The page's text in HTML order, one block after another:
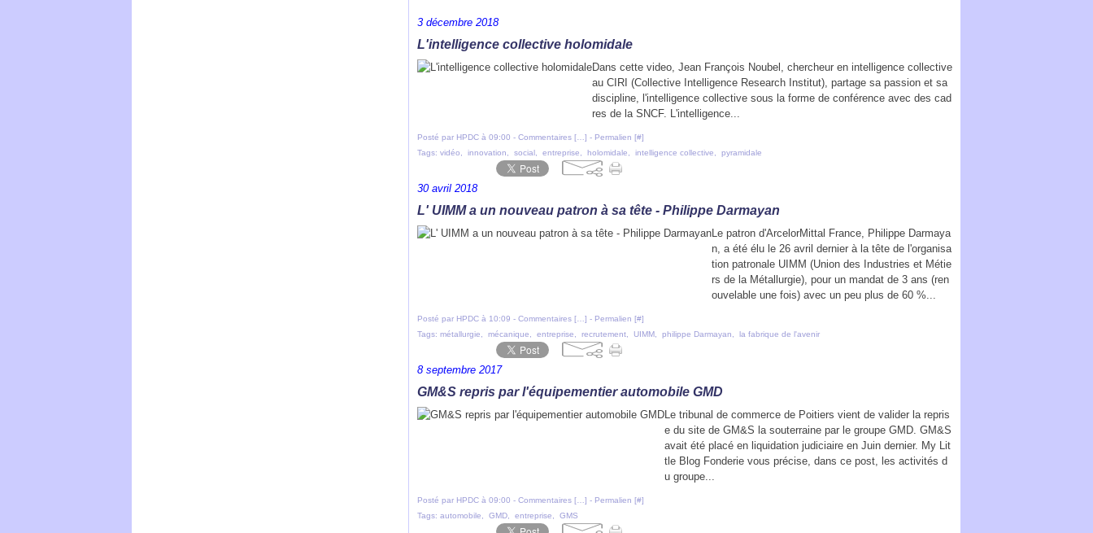
3 décembre 2018
L'intelligence collective holomidale
Dans cette video, Jean François Noubel, chercheur en intelligence collective
au CIRI (Collective Intelligence Research Institut), partage sa passion et sa
discipline, l'intelligence collective sous la forme de conférence avec des cad
res de la SNCF. L'intelligence...
Posté par HPDC à 09:00 - Commentaires [ ] - Permalien [#]
Tags: vidéo innovation social entreprise holomidale intelligence collective pyramidale
30 avril 2018
L' UIMM a un nouveau patron à sa tête - Philippe Darmayan
Le patron d'ArcelorMittal France, Philippe Darmaya
n, a été élu le 26 avril dernier à la tête de l'organisa
tion patronale UIMM (Union des Industries et Métie
rs de la Métallurgie), pour un mandat de 3 ans (ren
ouvelable une fois) avec un peu plus de 60 %...
Posté par HPDC à 10:09 - Commentaires [ ] - Permalien [#]
Tags: métallurgie mécanique entreprise recrutement UIMM philippe Darmayan la fabrique de l'avenir
8 septembre 2017
GM&S repris par l'équipementier automobile GMD
Le tribunal de commerce de Poitiers vient de valider la repris
e du site de GM&S la souterraine par le groupe GMD. GM&S
avait été placé en liquidation judiciaire en Juin dernier. My Lit
tle Blog Fonderie vous précise, dans ce post, les activités d
u groupe...
Posté par HPDC à 09:00 - Commentaires [ ] - Permalien [#]
Tags: automobile GMD entreprise GMS